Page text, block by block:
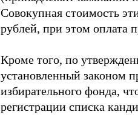
Совокупная стоимость
рублей, при этом оплата
Кроме того, по
установленный законом
избирательного фонда,
регистрации списка